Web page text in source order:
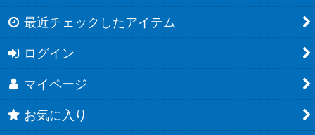
最近チェックしたアイテム
ログイン
マイページ
お気に入り